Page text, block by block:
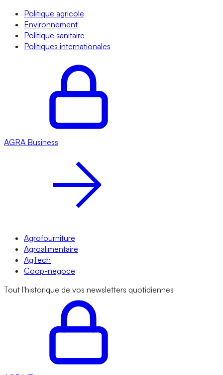
Politique agricole
Environnement
Politique sanitaire
Politiques internationales
AGRA Business
Agrofourniture
Agroalimentaire
AgTech
Coop-négoce
Tout l'historique de vos newsletters quotidiennes